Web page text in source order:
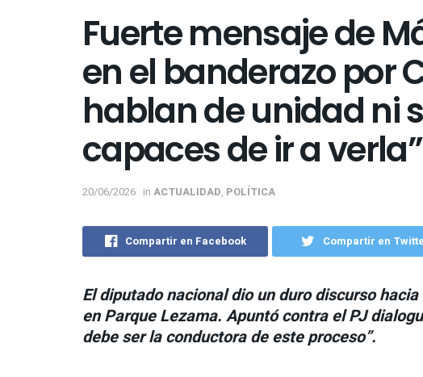
Fuerte mensaje de
en el banderazo por
hablan de unidad ni
capaces de ir a verla”
20/06/2026 in ACTUALIDAD, POLÍTICA
Compartir en Facebook Compartir en
El diputado nacional dio un duro discurso
en Parque Lezama. Apuntó contra el PJ
debe ser la conductora de este proceso”.